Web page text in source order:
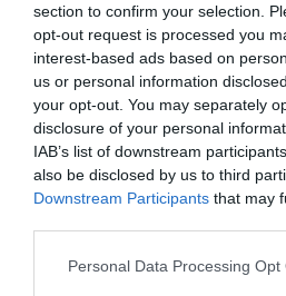
section to confirm your selection.
opt-out request is processed you
interest-based ads based on
us or personal information
your opt-out. You may separately
disclosure of your personal
IAB’s list of downstream
also be disclosed by us to third
Downstream Participants that may
Please note that this website/app
Personal Data Processing Opt
24 LIPCA 2023
TP-LINK
Smart żarówki TP-
oświetlą